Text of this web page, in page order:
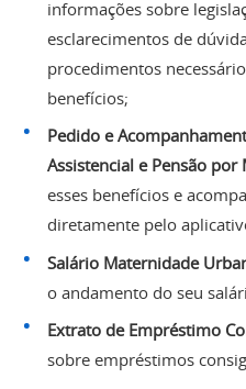
informações sobre
esclarecimentos de
procedimentos
benefícios;
Pedido e
Assistencial e Pensão por
esses benefícios e
diretamente pelo
Salário Maternidade
o andamento do seu
Extrato de Empréstimo
sobre empréstimos